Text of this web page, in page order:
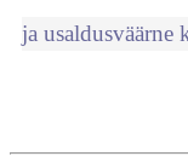
ja usaldusväärne